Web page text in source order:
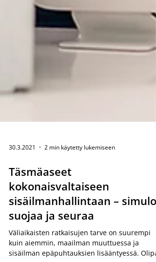
30.3.2021 2 min käytetty lukemiseen
Täsmäaseet
kokonaisvaltaiseen
sisäilmanhallintaan – simuloi,
suojaa ja seuraa
Väliaikaisten ratkaisujen tarve on suurempi